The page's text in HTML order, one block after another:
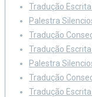
Tradução
Palestra
Tradução
Tradução
Palestra
Tradução
Tradução